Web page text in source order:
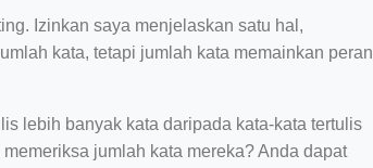
Izinkan saya menjelaskan satu hal,
kata, tetapi jumlah kata memainkan peran
lebih banyak kata daripada kata-kata tertulis
jumlah kata mereka? Anda dapat